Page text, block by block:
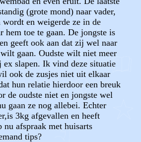
(grote mond) naar vader,
wordt en weigerde ze in de
hem toe te gaan. De jongste is
geeft ook aan dat zij wel naar
gaan. Oudste wilt niet meer
ex slapen. Ik vind deze situatie
ook de zusjes niet uit elkaar
hun relatie hierdoor een breuk
de oudste niet en jongste wel
gaan ze nog allebei. Echter
3kg afgevallen en heeft
afspraak met huisarts
tips?